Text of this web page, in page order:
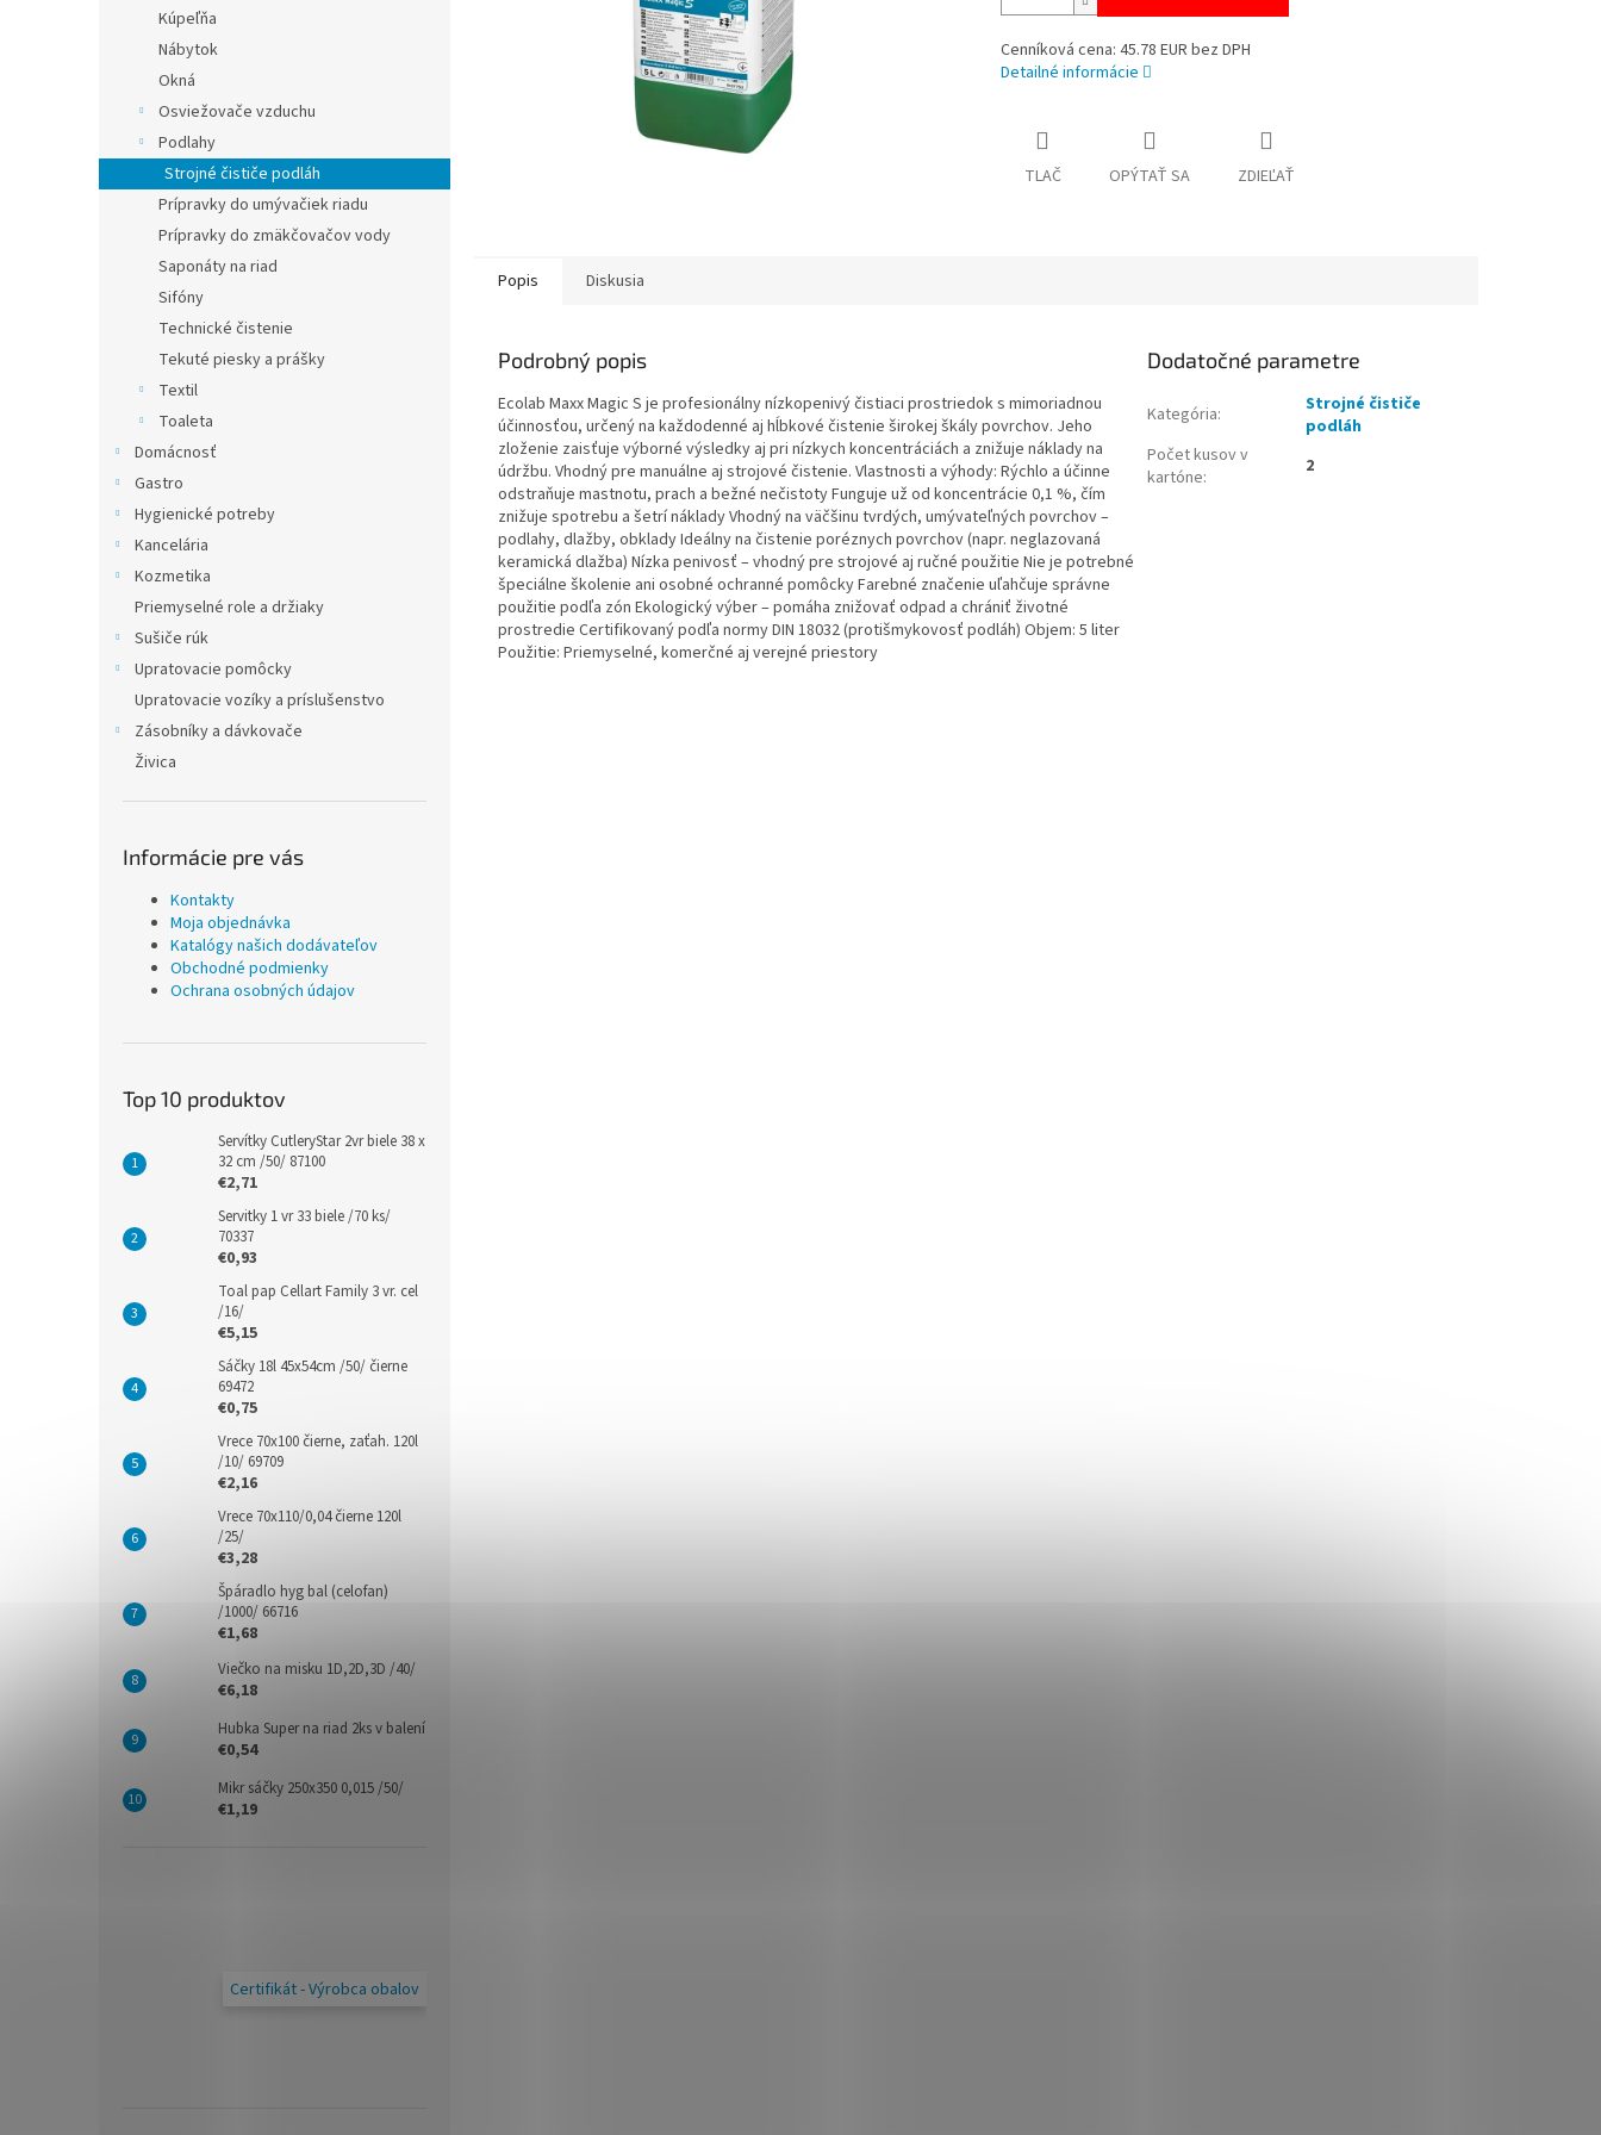
Kúpeľňa
Nábytok
Okná
Osviežovače vzduchu
Podlahy
Strojné čističe podláh
Prípravky do umývačiek riadu
Prípravky do zmäkčovačov vody
Saponáty na riad
Sifóny
Technické čistenie
Tekuté piesky a prášky
Textil
Toaleta
Domácnosť
Gastro
Hygienické potreby
Kancelária
Kozmetika
Priemyselné role a držiaky
Sušiče rúk
Upratovacie pomôcky
Upratovacie vozíky a príslušenstvo
Zásobníky a dávkovače
Živica
Informácie pre vás
Kontakty
Moja objednávka
Katalógy našich dodávateľov
Obchodné podmienky
Ochrana osobných údajov
Top 10 produktov
Servítky CutleryStar 2vr biele 38 x
32 cm /50/ 87100
€2,71
Servitky 1 vr 33 biele /70 ks/
70337
€0,93
Toal pap Cellart Family 3 vr. cel
/16/
€5,15
Sáčky 18l 45x54cm /50/ čierne
69472
€0,75
Vrece 70x100 čierne, zaťah. 120l
/10/ 69709
€2,16
Vrece 70x110/0,04 čierne 120l
/25/
€3,28
Špáradlo hyg bal (celofan)
/1000/ 66716
€1,68
Viečko na misku 1D,2D,3D /40/
€6,18
Hubka Super na riad 2ks v balení
€0,54
Mikr sáčky 250x350 0,015 /50/
€1,19
Certifikát - Výrobca obalov
Cenníková cena: 45.78 EUR bez DPH
Detailné informácie
TLAČ OPÝTAŤ SA ZDIEĽAŤ
Popis Diskusia
Podrobný popis
Ecolab Maxx Magic S je profesionálny nízkopenivý čistiaci prostriedok s mimoriadnou
účinnosťou, určený na každodenné aj hĺbkové čistenie širokej škály povrchov. Jeho
zloženie zaisťuje výborné výsledky aj pri nízkych koncentráciách a znižuje náklady na
údržbu. Vhodný pre manuálne aj strojové čistenie. Vlastnosti a výhody: Rýchlo a účinne
odstraňuje mastnotu, prach a bežné nečistoty Funguje už od koncentrácie 0,1 %, čím
znižuje spotrebu a šetrí náklady Vhodný na väčšinu tvrdých, umývateľných povrchov –
podlahy, dlažby, obklady Ideálny na čistenie poréznych povrchov (napr. neglazovaná
keramická dlažba) Nízka penivosť – vhodný pre strojové aj ručné použitie Nie je potrebné
špeciálne školenie ani osobné ochranné pomôcky Farebné značenie uľahčuje správne
použitie podľa zón Ekologický výber – pomáha znižovať odpad a chrániť životné
prostredie Certifikovaný podľa normy DIN 18032 (protišmykovosť podláh) Objem: 5 liter
Použitie: Priemyselné, komerčné aj verejné priestory
Dodatočné parametre
Kategória:
Strojné čističe
podláh
Počet kusov v
kartóne: 2